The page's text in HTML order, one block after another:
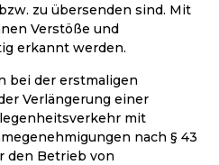
zu übersenden sind. Mit
Verstöße und
erkannt werden.
bei der erstmaligen
Verlängerung einer
mit
nach § 43
den Betrieb von